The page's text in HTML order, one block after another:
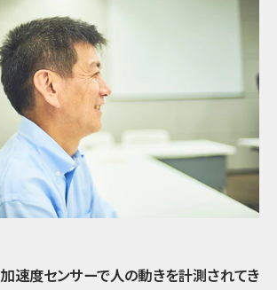
加速度センサーで人の動きを計測されてき